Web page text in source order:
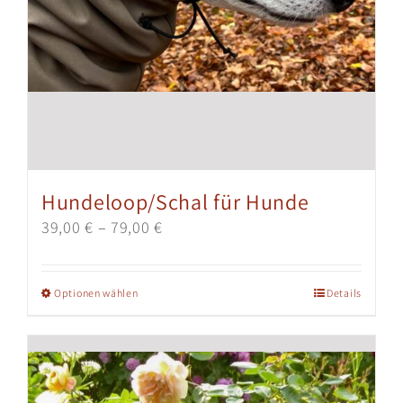
Hundeloop/Schal für Hunde
39,00€ – 79,00€
Optionen wählenDieses
weist
mehrere
Varianten
Details